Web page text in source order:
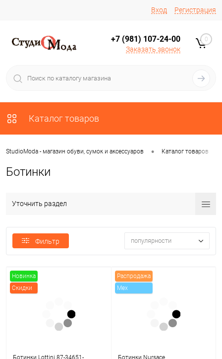
Вход Регистрация
+7 (981) 107-24-00
Заказать звонок
0
Каталог товаров
StudioModa - магазин обуви, сумок и аксессуаров • Каталог товаров
Ботинки
Уточнить раздел
Фильтр популярности
Новинка
Скидки
Ботинки Lottini 87-34651-
Распродажа
Mex
Ботинки Nursace